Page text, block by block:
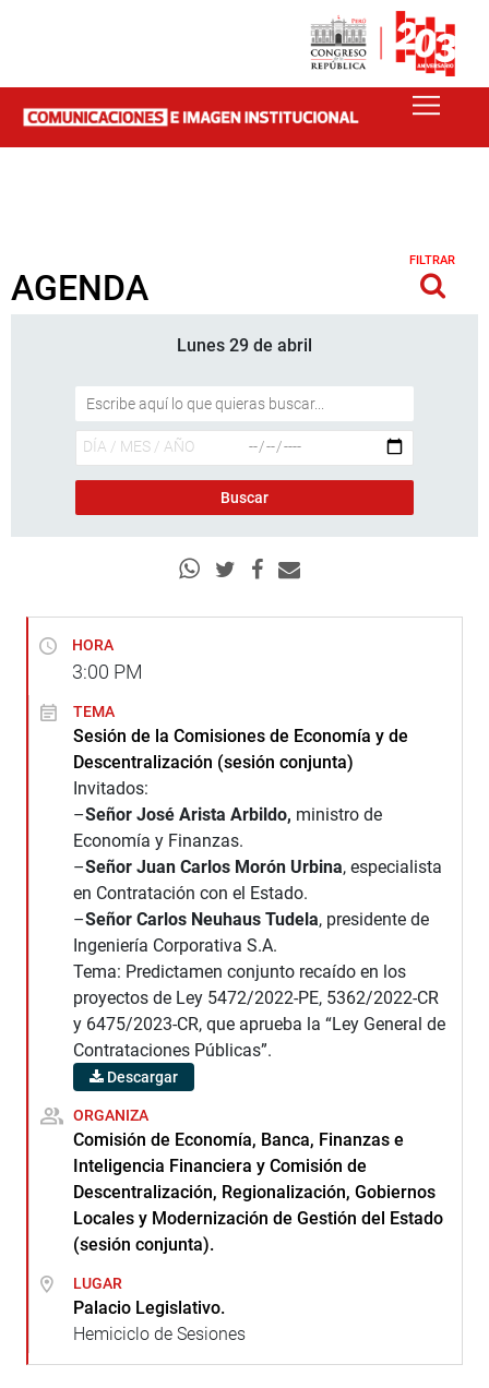
AGENDA
FILTRAR
Lunes 29 de abril
HORA
3:00 PM
TEMA
Sesión de la Comisiones de Economía y de
Descentralización (sesión conjunta)
Invitados:
–Señor José Arista Arbildo, ministro de
Economía y Finanzas.
–Señor Juan Carlos Morón Urbina, especialista
en Contratación con el Estado.
–Señor Carlos Neuhaus Tudela, presidente de
Ingeniería Corporativa S.A.
Tema: Predictamen conjunto recaído en los
proyectos de Ley 5472/2022-PE, 5362/2022-CR
y 6475/2023-CR, que aprueba la “Ley General de
Contrataciones Públicas”.
Descargar
ORGANIZA
Comisión de Economía, Banca, Finanzas e
Inteligencia Financiera y Comisión de
Descentralización, Regionalización, Gobiernos
Locales y Modernización de Gestión del Estado
(sesión conjunta).
LUGAR
Palacio Legislativo.
Hemiciclo de Sesiones